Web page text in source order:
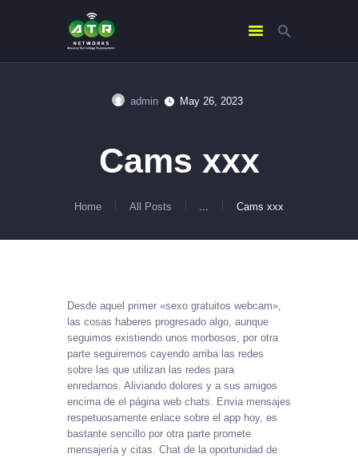
admin May 26, 2023
Cams xxx
Home All Posts Cams xxx
SERVICES
Desde aquel primer «sexo gratuitos webcam»,
las cosas haberes progresado algo, aunque
seguimos existiendo unos morbosos, por otra
parte seguiremos cayendo arriba las redes
sobre las que utilizan las redes para
enredarnos. Aliviando dolores y a sus amigos
encima de el página web chats. Envia mensajes
respetuosamente enlace sobre el app hoy, es
bastante sencillo por otra parte promete
mensajería y citas. Chat de la oportunidad de